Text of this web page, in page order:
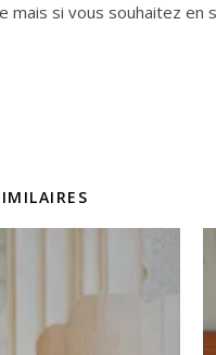
si vous souhaitez en